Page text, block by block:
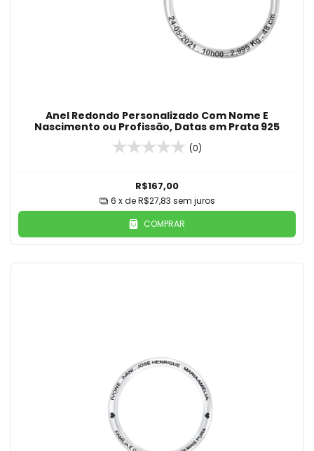
Anel Redondo Personalizado Com Nome E
Nascimento ou Profissão, Datas em Prata 925
(0)
R$167,00
6 x deR$27,83 sem juros
COMPRAR